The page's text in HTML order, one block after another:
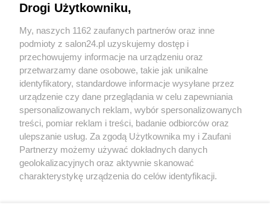
Sport
Społeczeństwo
Kultura
X Facebook Instagram Youtube
Drogi Użytkowniku,
My, naszych 1162 zaufanych partnerów oraz inne
podmioty z salon24.pl uzyskujemy dostęp i
przechowujemy informacje na urządzeniu oraz
przetwarzamy dane osobowe, takie jak unikalne
identyfikatory, standardowe informacje wysyłane przez
urządzenie czy dane przeglądania w celu zapewniania
spersonalizowanych reklam, wybór spersonalizowanych
treści, pomiar reklam i treści, badanie odbiorców oraz
ulepszanie usług. Za zgodą Użytkownika my i Zaufani
Partnerzy możemy używać dokładnych danych
geolokalizacyjnych oraz aktywnie skanować
charakterystykę urządzenia do celów identyfikacji.